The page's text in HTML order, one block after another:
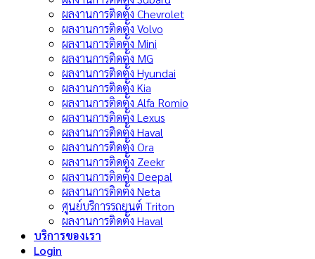
ผลงานการติดตั้ง Chevrolet
ผลงานการติดตั้ง Volvo
ผลงานการติดตั้ง Mini
ผลงานการติดตั้ง MG
ผลงานการติดตั้ง Hyundai
ผลงานการติดตั้ง Kia
ผลงานการติดตั้ง Alfa Romio
ผลงานการติดตั้ง Lexus
ผลงานการติดตั้ง Haval
ผลงานการติดตั้ง Ora
ผลงานการติดตั้ง Zeekr
ผลงานการติดตั้ง Deepal
ผลงานการติดตั้ง Neta
ศูนย์บริการรถยนต์ Triton
ผลงานการติดตั้ง Haval
บริการของเรา
Login